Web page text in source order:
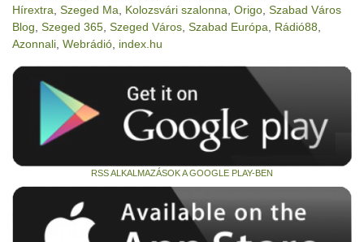
Hírextra Szeged Ma Kolozsvári szalonna Origo Szabad Város
Blog Szeged 365 Szeged Város Szabad Európa Rádió88
Azonnali Webrádió index.hu
RSS ALKALMAZÁSOK A GOOGLE PLAY-BEN